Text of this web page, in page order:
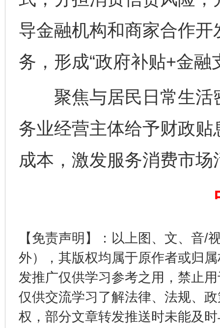
导金融机构和商家合作
务，形成“政府补贴+金
聚焦与居民日常生活
务业经营主体给予财政
成本，激发服务消费市场
【免责声明】：以上图、文、音/
外），其版权均属于原作者或归
发推广仅供学习参考之用，禁止
仅供交流学习了解法律、法规、
权，部分文章转发推送时未能及
千年窑火 生生不息
揭开“小金库”的免责幌子
受贿1.44亿！段成刚被判无期 从幼